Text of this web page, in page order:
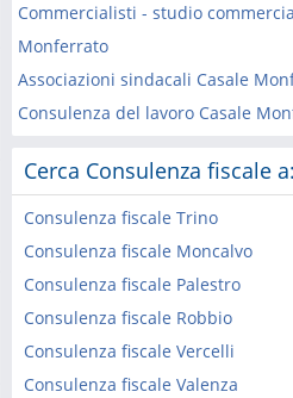
Commercialisti - studio
Monferrato
Associazioni sindacali Casale
Consulenza del lavoro Casale
Cerca Consulenza fiscale a:
Consulenza fiscale Trino
Consulenza fiscale Moncalvo
Consulenza fiscale Palestro
Consulenza fiscale Robbio
Consulenza fiscale Vercelli
Consulenza fiscale Valenza